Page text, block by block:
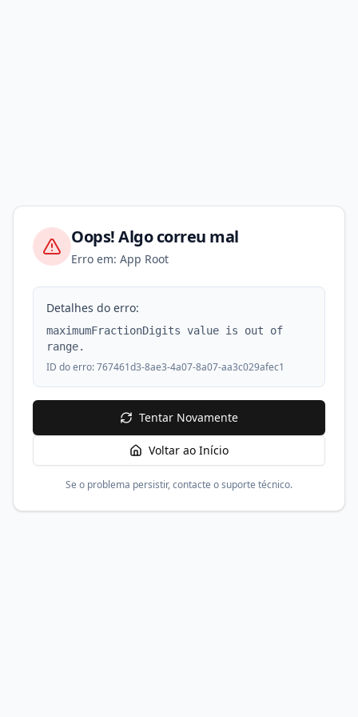
Oops! Algo correu mal
Erro em: App Root
Detalhes do erro:
maximumFractionDigits value is out of
range.
ID do erro:767461d3-8ae3-4a07-8a07-aa3c029afec1
Tentar Novamente
Voltar ao Início
Se o problema persistir, contacte o suporte técnico.